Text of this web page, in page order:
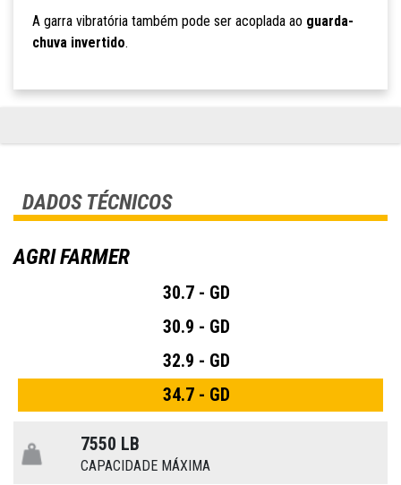
A garra vibratória também pode ser acoplada ao guarda-
chuva invertido.
DADOS TÉCNICOS
AGRI FARMER
30.7 - GD
30.9 - GD
32.9 - GD
34.7 - GD
7550 LB
CAPACIDADE MÁXIMA